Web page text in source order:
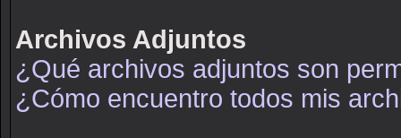
Archivos Adjuntos
¿Qué archivos adjuntos son
¿Cómo encuentro todos mis